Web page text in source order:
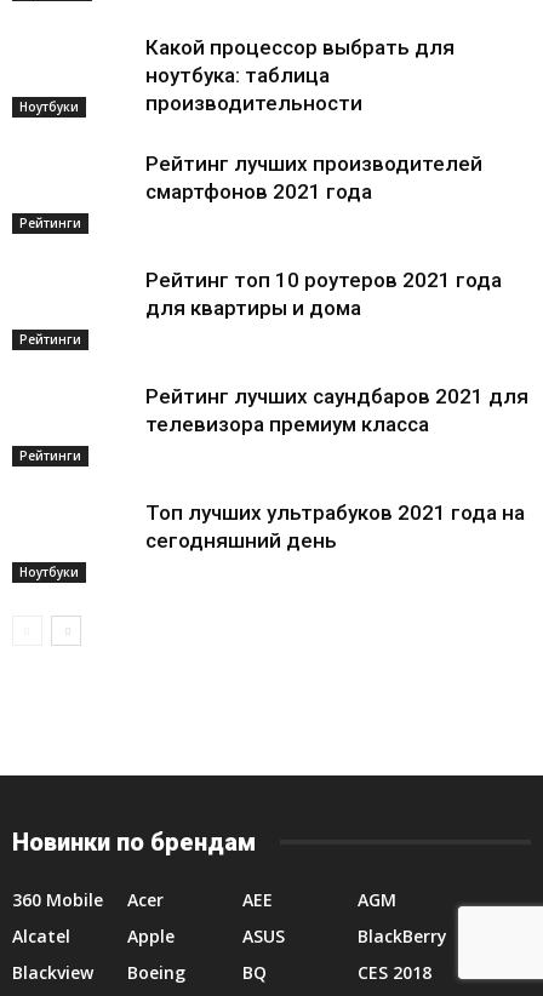
Ноутбуки
Какой процессор выбрать для
ноутбука: таблица
производительности
Рейтинги
Рейтинг лучших производителей
смартфонов 2021 года
Рейтинги
Рейтинг топ 10 роутеров 2021 года
для квартиры и дома
Рейтинги
Рейтинг лучших саундбаров 2021 для
телевизора премиум класса
Ноутбуки
Топ лучших ультрабуков 2021 года на
сегодняшний день
Новинки по брендам
360 Mobile Acer AEE
AGM
Alcatel
Apple ASUS
BlackBerry
Blackview
Boeing BQ CES 2018